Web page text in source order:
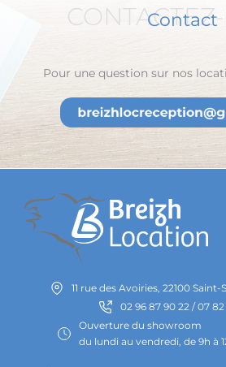
Contact
Pour une question sur nos
11 rue des Avoiries, 22100
02 96 87 90 22 / 07
Ouverture du showroom
du lundi au vendredi, de 9h à